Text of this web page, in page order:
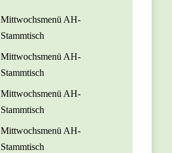
Mittwochsmenü AH-
Stammtisch
Mittwochsmenü AH-
Stammtisch
Mittwochsmenü AH-
Stammtisch
Mittwochsmenü AH-
Stammtisch